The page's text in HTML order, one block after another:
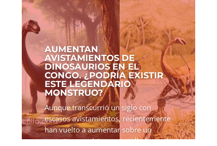
AUMENTAN
AVISTAMIENTOS DE
DINOSAURIOS EN EL
CONGO. ¿PODRÍA EXISTIR
ESTE LEGENDARIO
MONSTRUO?
Aunque transcurrió un siglo con
escasos avistamientos, recientemente
han vuelto a aumentar sobre un
monstruo acuático con cuello largo de